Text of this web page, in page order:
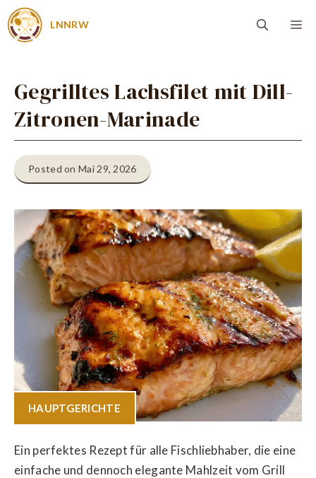
Zum
Inhalt
LNNRW
Gegrilltes Lachsfilet mit Dill-
Zitronen-Marinade
Posted on Mai 29, 2026
HAUPTGERICHTE
Ein perfektes Rezept für alle Fischliebhaber, die eine
einfache und dennoch elegante Mahlzeit vom Grill